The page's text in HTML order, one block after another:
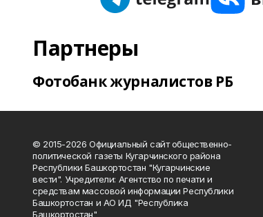
Партнеры
Фотобанк журналистов РБ
© 2015-2026 Официальный сайт общественно-
политической газеты Кугарчинского района
Республики Башкортостан "Кугарчинские
вести". Учредители: Агентство по печати и
средствам массовой информации Республики
Башкортостан и АО ИД "Республика
Башкортостан"